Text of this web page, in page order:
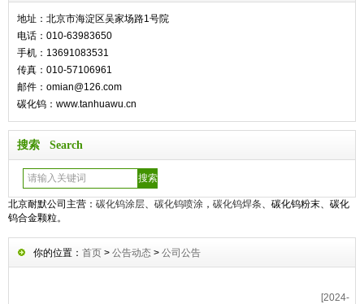
地址：北京市海淀区吴家场路1号院
电话：010-63983650
手机：13691083531
传真：010-57106961
邮件：omian@126.com
碳化钨：www.tanhuawu.cn
搜索 Search
北京耐默公司主营： 碳化钨涂层 碳化钨喷涂 ， 碳化钨焊条 、碳化钨粉末、碳化
钨合金颗粒。
你的位置： 首页 > 公告动态 > 公司公告
[2024-